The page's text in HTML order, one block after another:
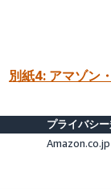
別紙4: アマゾン
プライバシ